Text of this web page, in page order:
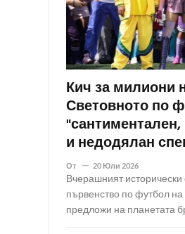
Кич за милиони
Световното по
и недодялан
От 20 Юли 2026
Вчерашният
първенство по футбол
предложи на планетата